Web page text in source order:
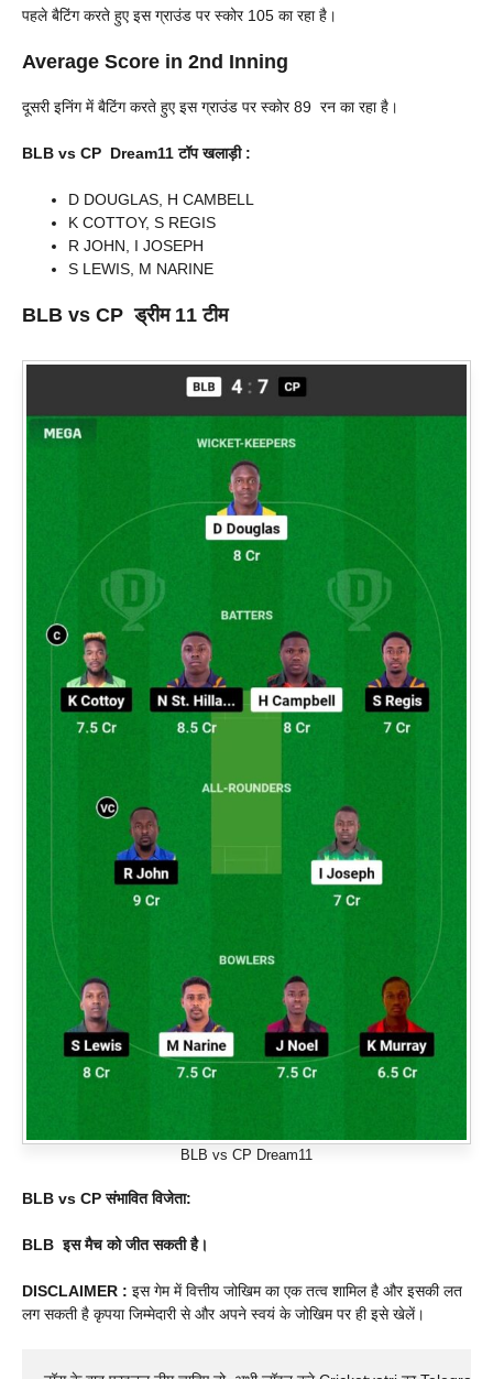
पहले बैटिंग करते हुए इस ग्राउंड पर स्कोर 105 का रहा है।
Average Score in 2nd Inning
दूसरी इनिंग में बैटिंग करते हुए इस ग्राउंड पर स्कोर 89 रन का रहा है।
BLB vs CP Dream11 टॉप खलाड़ी :
D DOUGLAS, H CAMBELL
K COTTOY, S REGIS
R JOHN, I JOSEPH
S LEWIS, M NARINE
BLB vs CP ड्रीम 11 टीम
BLB vs CP Dream11
BLB vs CPसंभावित विजेता:
BLBइस मैच को जीत सकती है।
DISCLAIMER : इस गेम में वित्तीय जोखिम का एक तत्व शामिल है और इसकी लत
लग सकती है कृपया जिम्मेदारी से और अपने स्वयं के जोखिम पर ही इसे खेलें।